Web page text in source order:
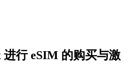
进行 eSIM 的购买与激